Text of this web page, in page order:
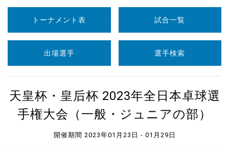
トーナメント表 試合一覧
出場選手 選手検索
天皇杯・皇后杯 2023年全日本卓球選
手権大会（一般・ジュニアの部）
開催期間 2023年01月23日 - 01月29日